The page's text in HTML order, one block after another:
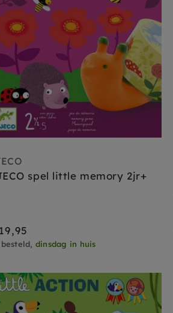
spel little memory 2jr+
dinsdag in huis